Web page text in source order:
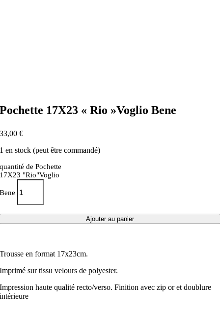
Pochette 17X23 « Rio »Voglio Bene
33,00€
1 en stock (peut être commandé)
quantité de Pochette
17X23 "Rio"Voglio
Bene
Ajouter au panier
Trousse en format 17x23cm.
Imprimé sur tissu velours de polyester.
Impression haute qualité recto/verso. Finition avec zip or et doublure
intérieure